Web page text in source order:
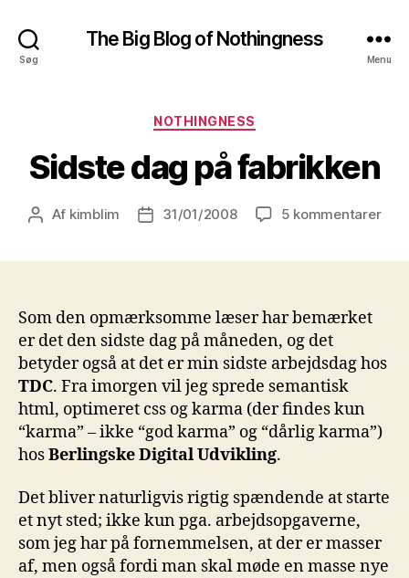
Søg
The Big Blog of Nothingness
Menu
Kategorier
NOTHINGNESS
Sidste dag på fabrikken
Indlægsforfatter
Af kimblim Indlægsdato
31/01/2008 5 kommentarertil
Som den opmærksomme læser har bemærket
er det den sidste dag på måneden, og det
betyder også at det er min sidste arbejdsdag hos
TDC. Fra imorgen vil jeg sprede semantisk
html, optimeret css og karma (der findes kun
“karma” – ikke “god karma” og “dårlig karma”)
hosBerlingske Digital Udvikling.
Det bliver naturligvis rigtig spændende at starte
et nyt sted; ikke kun pga. arbejdsopgaverne,
som jeg har på fornemmelsen, at der er masser
af, men også fordi man skal møde en masse nye